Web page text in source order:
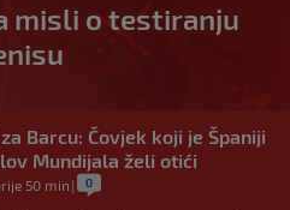
misli o testiranju
Barcu: Čovjek koji je Španiji
Mundijala želi otići
50 min | 0